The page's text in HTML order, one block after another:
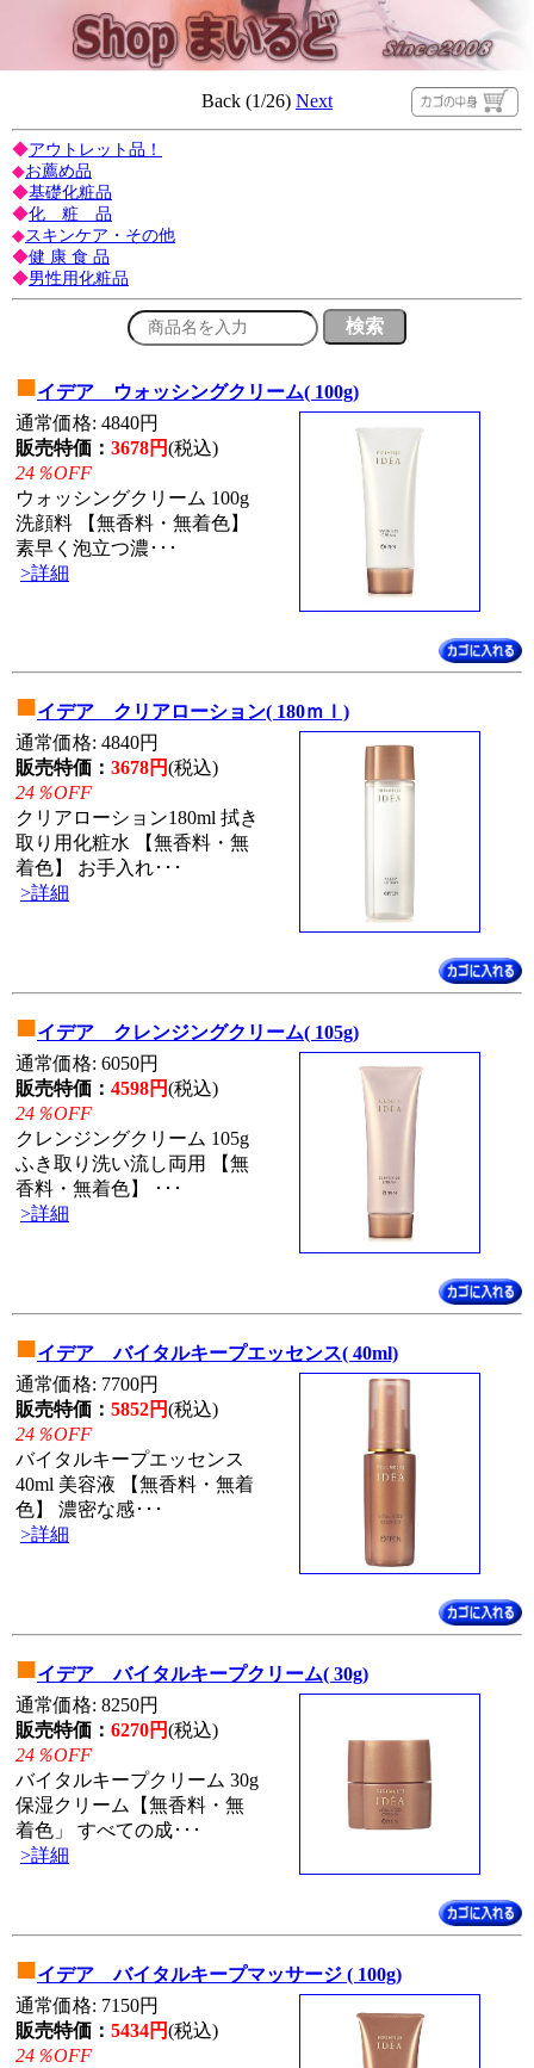
Back (1/26) Next
◆アウトレット品！
◆お薦め品
◆基礎化粧品
◆化 粧 品
◆スキンケア・その他
◆健 康 食 品
◆男性用化粧品
■イデア ウォッシングクリーム( 100g)
通常価格: 4840円
販売特価： 3678円(税込)
24％OFF
ウォッシングクリーム 100g
洗顔料 【無香料・無着色】
素早く泡立つ濃･･･
>詳細
■イデア クリアローション( 180ｍｌ)
通常価格: 4840円
販売特価： 3678円(税込)
24％OFF
クリアローション180ml 拭き
取り用化粧水 【無香料・無
着色】 お手入れ･･･
>詳細
■イデア クレンジングクリーム( 105g)
通常価格: 6050円
販売特価： 4598円(税込)
24％OFF
クレンジングクリーム 105g
ふき取り洗い流し両用 【無
香料・無着色】 ･･･
>詳細
■イデア バイタルキープエッセンス( 40ml)
通常価格: 7700円
販売特価： 5852円(税込)
24％OFF
バイタルキープエッセンス
40ml 美容液 【無香料・無着
色】 濃密な感･･･
>詳細
■イデア バイタルキープクリーム( 30g)
通常価格: 8250円
販売特価： 6270円(税込)
24％OFF
バイタルキープクリーム 30g
保湿クリーム【無香料・無
着色」 すべての成･･･
>詳細
■イデア バイタルキープマッサージ ( 100g)
通常価格: 7150円
販売特価： 5434円(税込)
24％OFF